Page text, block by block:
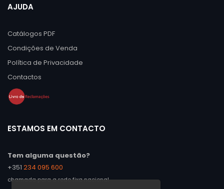
AJUDA
Catálogos PDF
Condições de Venda
Política de Privacidade
Contactos
ESTAMOS EM CONTACTO
Tem alguma questão?
+351 234 095 600
chamada para a rede fixa nacional